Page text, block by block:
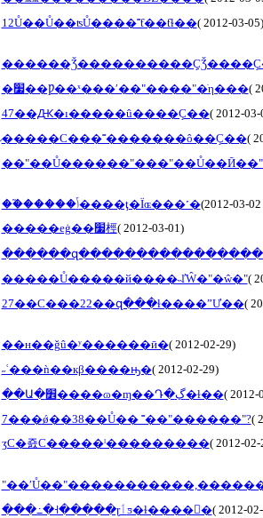
12Ů��Ů��ʦŮ����˭ƭ��ƭɫ��( 2012-03-05)
�׷��Ƿ��ˣ���ʹ��"����"�ֺη���(
47��Ԫ�ı�����û����Ҫ��( 2012-03-
̷�����Ϲ���˭�������ô��Ҫ��(
�����еġ��׷桱( 2012-03-01)
�����Ů�����й����˵ľŴ�"�ŵ�"(
27��С���22��զ���ɫ����ˮƯ��(
��н��ǧû�ʸ������ӣ�( 2012-02-29)
˶ʿ���ǹ��кβ����ԣ�( 2012-02-29)
��Ա�׾����ɷ�ɱ��Դ�ڲ�ɫ��( 2012-
7���ǿ��38��Ů�� ˭��"������"?(
ӡС�죬С�����ˡ���������( 2012-02-
���߸�˧�����ɽٲƽ�ɫ����󿴵�( 2012-